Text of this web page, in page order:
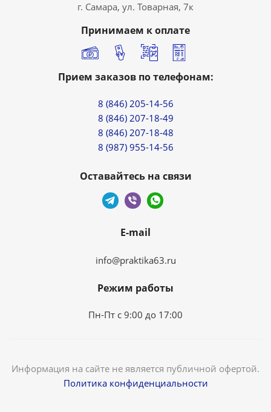
г. Самара, ул. Товарная, 7к
Принимаем к оплате
Прием заказов по телефонам:
8 (846) 205-14-56
8 (846) 207-18-49
8 (846) 207-18-48
8 (987) 955-14-56
Оставайтесь на связи
E-mail
info@praktika63.ru
Режим работы
Пн-Пт с 9:00 до 17:00
Информация на сайте не является публичной офертой.
Политика конфиденциальности